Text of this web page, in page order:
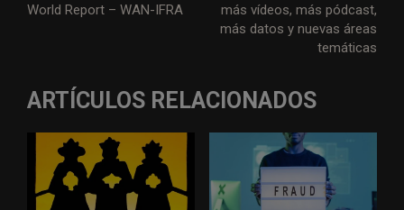
World Report – WAN-IFRA
más vídeos, más pódcast,
más datos y nuevas áreas
temáticas
ARTÍCULOS RELACIONADOS